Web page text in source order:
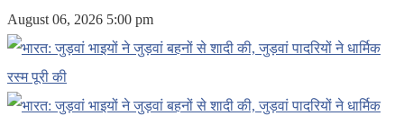
August 06, 2026 5:00 pm